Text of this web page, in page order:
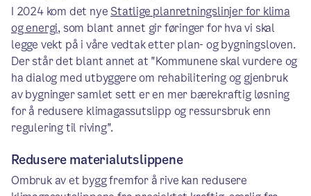
I 2024 kom det nye Statlige planretningslinjer for klima
og energi, som blant annet gir føringer for hva vi skal
legge vekt på i våre vedtak etter plan- og bygningsloven.
Der står det blant annet at "Kommunene skal vurdere og
ha dialog med utbyggere om rehabilitering og gjenbruk
av bygninger samlet sett er en mer bærekraftig løsning
for å redusere klimagassutslipp og ressursbruk enn
regulering til riving".
Redusere materialutslippene
Ombruk av et bygg fremfor å rive kan redusere